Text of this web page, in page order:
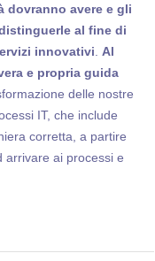
dovranno avere e gli
al fine di
innovativi
Al
e propria guida
delle nostre
IT, che include
corretta, a partire
arrivare ai processi e